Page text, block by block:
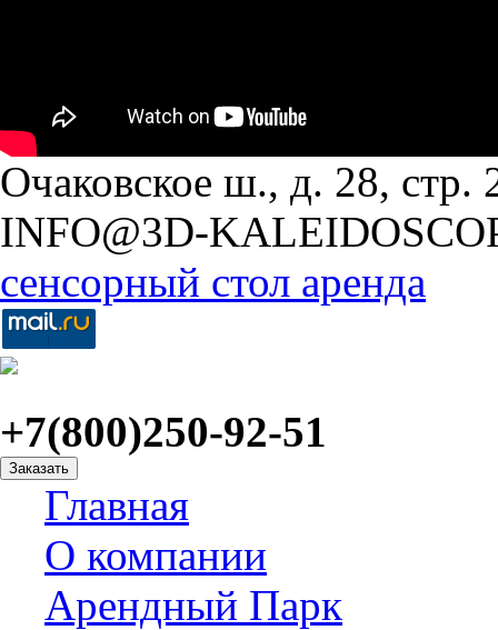
Очаковское ш., д. 28, стр.
INFO@3D-
сенсорный стол аренда
+7(800)250-92-51
Заказать
Главная
О компании
Арендный Парк